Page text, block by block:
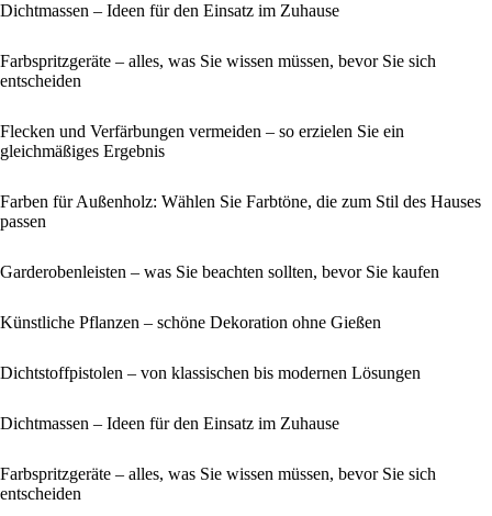
Dichtmassen – Ideen für den Einsatz im Zuhause
Farbspritzgeräte – alles, was Sie wissen müssen, bevor Sie sich
entscheiden
Flecken und Verfärbungen vermeiden – so erzielen Sie ein
gleichmäßiges Ergebnis
Farben für Außenholz: Wählen Sie Farbtöne, die zum Stil des Hauses
passen
Garderobenleisten – was Sie beachten sollten, bevor Sie kaufen
Künstliche Pflanzen – schöne Dekoration ohne Gießen
Dichtstoffpistolen – von klassischen bis modernen Lösungen
Dichtmassen – Ideen für den Einsatz im Zuhause
Farbspritzgeräte – alles, was Sie wissen müssen, bevor Sie sich
entscheiden